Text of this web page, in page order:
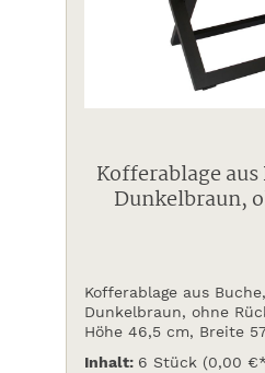
Kofferablage aus
Dunkelbraun,
Kofferablage aus
Dunkelbraun, ohne
Höhe 46,5 cm, Breite
Inhalt: 6 Stück (0,00